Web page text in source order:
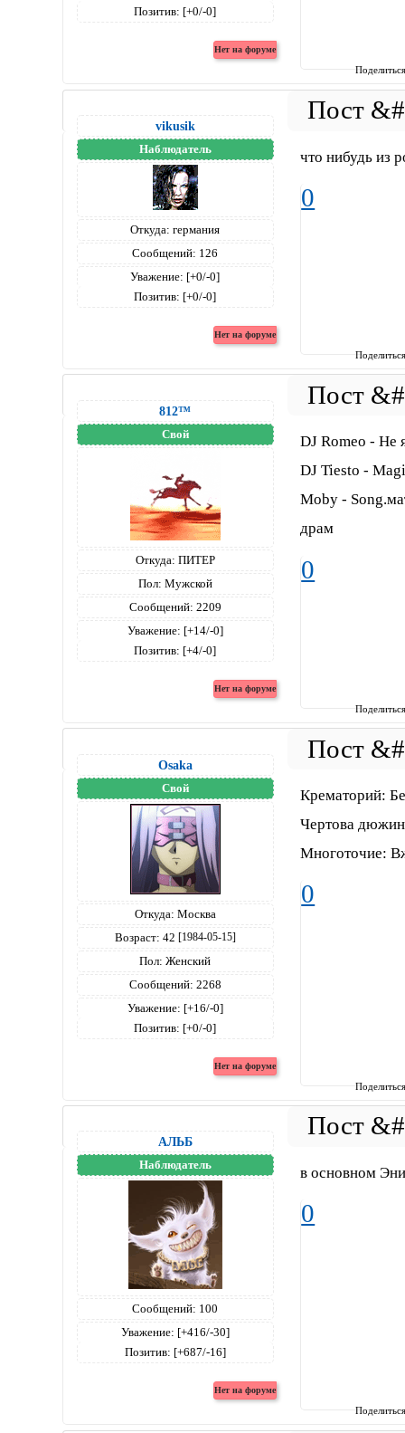
Позитив: [+0/-0]
vikusik
Наблюдатель
Откуда: германия
Сообщений: 126
Уважение: [+0/-0]
Позитив: [+0/-0]
что нибудь из
0
812™
Свой
Откуда: ПИТЕР
Пол: Мужской
Сообщений: 2209
Уважение: [+14/-0]
Позитив: [+4/-0]
DJ Romeo - Не
DJ Tiesto -
Moby -
драм
0
Osaka
Свой
Откуда: Москва
Возраст: 42 [1984-05-15]
Пол: Женский
Сообщений: 2268
Уважение: [+16/-0]
Позитив: [+0/-0]
Крематорий:
Чертова
Многоточие:
0
АЛЬБ
Наблюдатель
Сообщений: 100
Уважение: [+416/-30]
Позитив: [+687/-16]
в основном
0